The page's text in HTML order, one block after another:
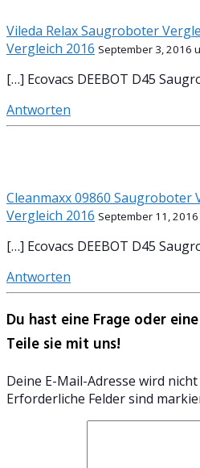
Vileda Relax Saugroboter
Vergleich 2016 September 3, 2016
[…] Ecovacs DEEBOT D45
Antworten
Cleanmaxx 09860 Saugroboter
Vergleich 2016 September 11, 2016
[…] Ecovacs DEEBOT D45
Antworten
Du hast eine Frage oder
Teile sie mit uns!
Deine E-Mail-Adresse wird
Erforderliche Felder sind